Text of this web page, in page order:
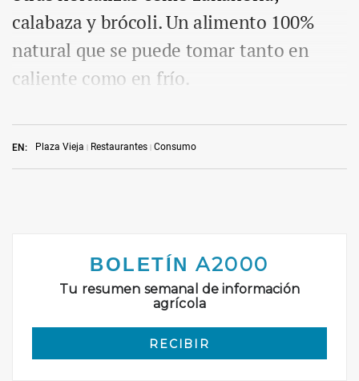
EN: Plaza Vieja Restaurantes Consumo
calabaza y brócoli. Un alimento 100%
natural que se puede tomar tanto en
caliente como en frío.